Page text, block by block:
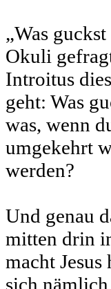
„Was
Okuli
Introitus
geht: Was
was, wenn
umgekehrt
werden?
Und genau
mitten drin
macht
sich